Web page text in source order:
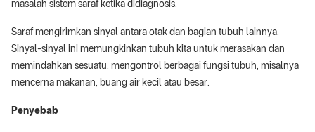
masalah sistem saraf ketika didiagnosis.
Saraf mengirimkan sinyal antara otak dan bagian tubuh lainnya.
Sinyal-sinyal ini memungkinkan tubuh kita untuk merasakan dan
memindahkan sesuatu, mengontrol berbagai fungsi tubuh, misalnya
mencerna makanan, buang air kecil atau besar.
Penyebab